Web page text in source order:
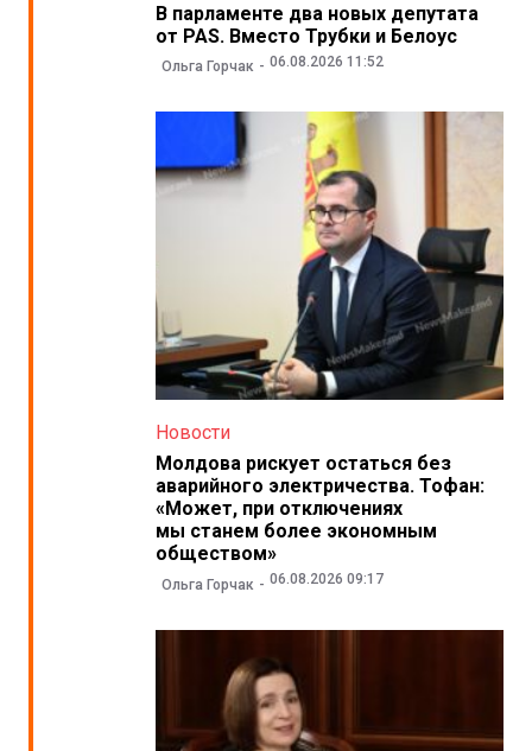
В парламенте два новых депутата
от PAS. Вместо Трубки и Белоус
Ольга Горчак 06.08.2026 11:52
Новости
Молдова рискует остаться без
аварийного электричества. Тофан:
«Может, при отключениях
мы станем более экономным
обществом»
Ольга Горчак 06.08.2026 09:17